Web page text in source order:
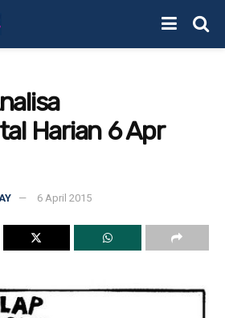
Harian 6 Apr
6 April 2015